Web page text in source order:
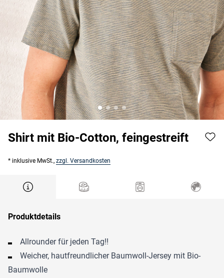
Shirt mit Bio-Cotton, feingestreift
* inklusive MwSt., zzgl. Versandkosten
Produktdetails
Allrounder für jeden Tag!!
Weicher, hautfreundlicher Baumwoll-Jersey mit Bio-
Baumwolle